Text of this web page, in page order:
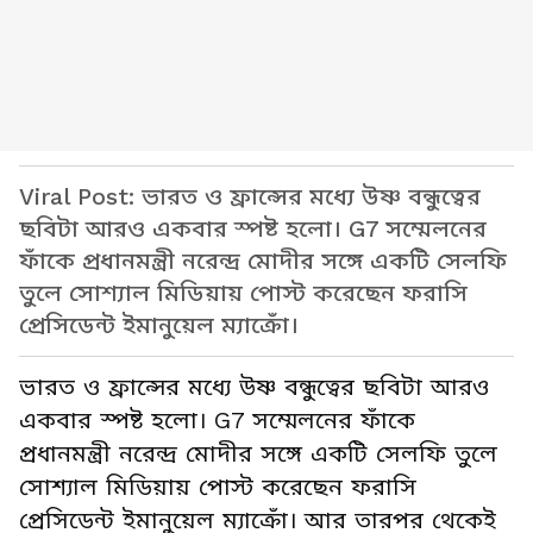
Viral Post: ভারত ও ফ্রান্সের মধ্যে উষ্ণ বন্ধুত্বের
ছবিটা আরও একবার স্পষ্ট হলো। G7 সম্মেলনের
ফাঁকে প্রধানমন্ত্রী নরেন্দ্র মোদীর সঙ্গে একটি সেলফি
তুলে সোশ্যাল মিডিয়ায় পোস্ট করেছেন ফরাসি
প্রেসিডেন্ট ইমানুয়েল ম্যাক্রোঁ।
ভারত ও ফ্রান্সের মধ্যে উষ্ণ বন্ধুত্বের ছবিটা আরও
একবার স্পষ্ট হলো। G7 সম্মেলনের ফাঁকে
প্রধানমন্ত্রী নরেন্দ্র মোদীর সঙ্গে একটি সেলফি তুলে
সোশ্যাল মিডিয়ায় পোস্ট করেছেন ফরাসি
প্রেসিডেন্ট ইমানুয়েল ম্যাক্রোঁ। আর তারপর থেকেই